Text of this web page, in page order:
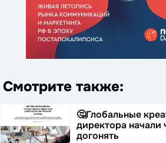
Смотрите также:
🤔Глобальные
директора начали
догонять